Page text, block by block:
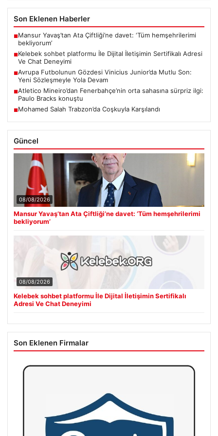
Son Eklenen Haberler
■Mansur Yavaş’tan Ata Çiftliği’ne davet: ‘Tüm hemşehrilerimi
bekliyorum’
■Kelebek sohbet platformu İle Dijital İletişimin Sertifikalı Adresi
Ve Chat Deneyimi
■Avrupa Futbolunun Gözdesi Vinicius Junior’da Mutlu Son:
Yeni Sözleşmeyle Yola Devam
■Atletico Mineiro’dan Fenerbahçe’nin orta sahasına sürpriz ilgi:
Paulo Bracks konuştu
■Mohamed Salah Trabzon’da Coşkuyla Karşılandı
Güncel
08/08/2026
Mansur Yavaş’tan Ata Çiftliği’ne davet: ‘Tüm hemşehrilerimi
bekliyorum’
08/08/2026
Kelebek sohbet platformu İle Dijital İletişimin Sertifikalı
Adresi Ve Chat Deneyimi
Son Eklenen Firmalar